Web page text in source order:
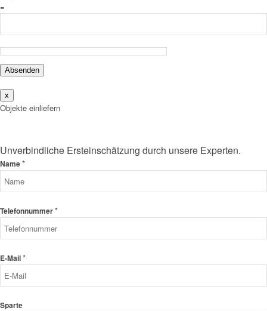
=
Absenden
x
Objekte einliefern
Unverbindliche Ersteinschätzung durch unsere Experten.
Name*
Telefonnummer*
E-Mail*
Sparte